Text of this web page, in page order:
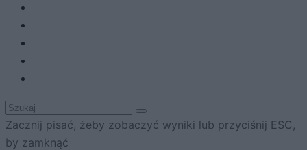
Zacznij pisać, żeby zobaczyć wyniki lub przyciśnij ESC,
by zamknąć